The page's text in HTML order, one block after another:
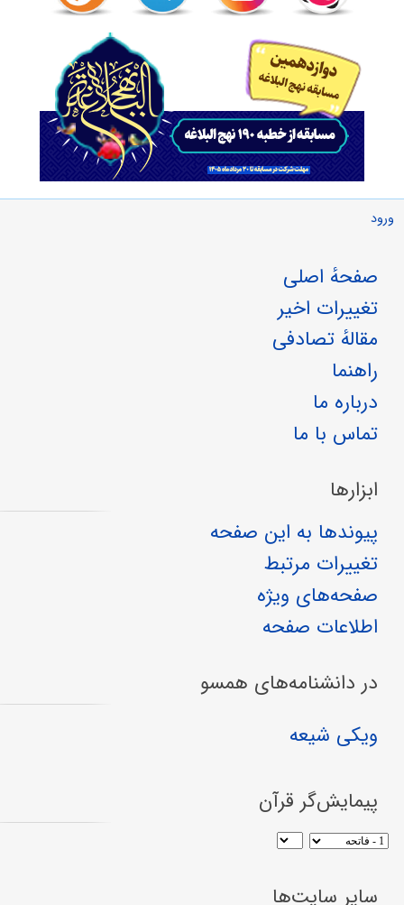
ورود
صفحهٔ اصلی
تغییرات اخیر
مقالهٔ تصادفی
راهنما
درباره ما
تماس با ما
ابزارها
پیوندها به این صفحه
تغییرات مرتبط
صفحه‌های ویژه
اطلاعات صفحه
در دانشنامه‌های همسو
ویکی شیعه
پیمایش‌گر قرآن
سایر سایت‌ها